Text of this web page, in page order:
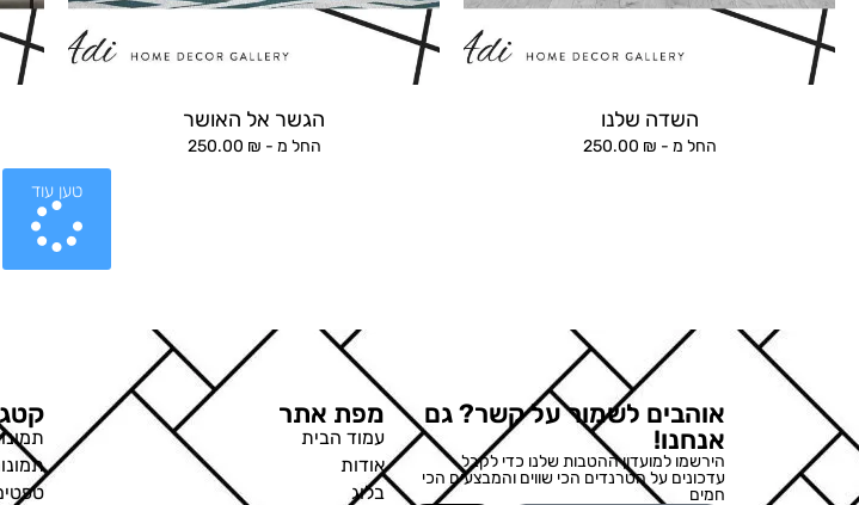
השדה שלנו
החל מ - 250.00 ₪
הגשר אל האושר
החל מ - 250.00 ₪
טען עוד
אוהבים לשמור על קשר? גם
אנחנו!
הירשמו למועדון ההטבות שלנו כדי לקבל
עדכונים על הטרנדים הכי שווים והמבצעים הכי
חמים
מפת אתר
עמוד הבית
אודות
בלוג